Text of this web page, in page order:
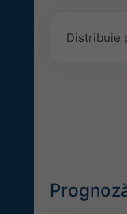
Distribuie